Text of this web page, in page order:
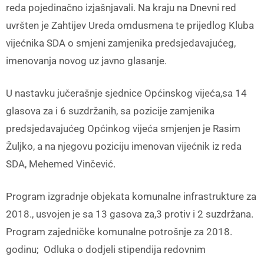
reda pojedinačno izjašnjavali. Na kraju na Dnevni red
uvršten je Zahtijev Ureda omdusmena te prijedlog Kluba
vijećnika SDA o smjeni zamjenika predsjedavajućeg,
imenovanja novog uz javno glasanje.
U nastavku jučerašnje sjednice Općinskog vijeća,sa 14
glasova za i 6 suzdržanih, sa pozicije zamjenika
predsjedavajućeg Općinkog vijeća smjenjen je Rasim
Žuljko, a na njegovu poziciju imenovan vijećnik iz reda
SDA, Mehemed Vinčević.
Program izgradnje objekata komunalne infrastrukture za
2018., usvojen je sa 13 gasova za,3 protiv i 2 suzdržana.
Program zajedničke komunalne potrošnje za 2018.
godinu; Odluka o dodjeli stipendija redovnim